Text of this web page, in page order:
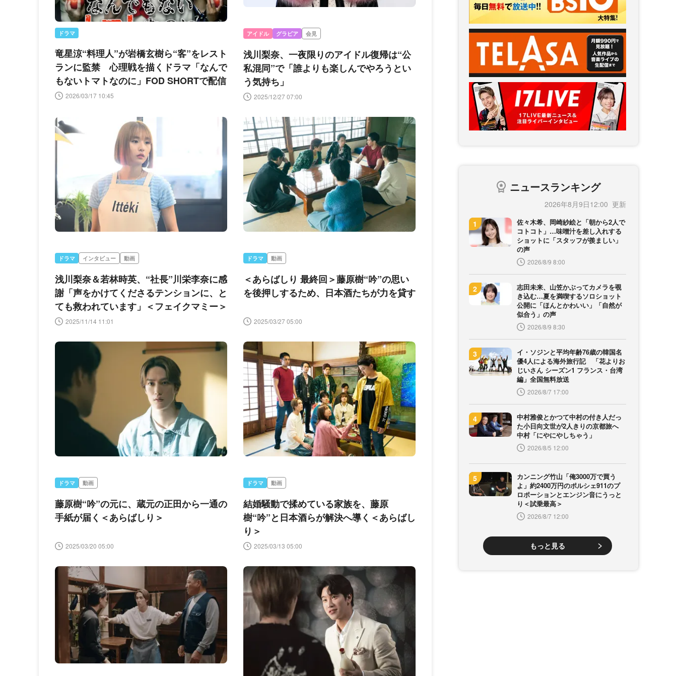
ドラマ
竜星涼“料理人”が岩橋玄樹ら“客”をレスト
ランに監禁 心理戦を描くドラマ「なんで
もないトマトなのに」FOD SHORTで配信
2026/03/17 10:45
アイドル グラビア 会見
浅川梨奈、一夜限りのアイドル復帰は“公
私混同”で「誰よりも楽しんでやろうとい
う気持ち」
2025/12/27 07:00
ドラマ インタビュー 動画
浅川梨奈＆若林時英、“社長”川栄李奈に感
謝「声をかけてくださるテンションに、と
ても救われています」＜フェイクマミー＞
2025/11/14 11:01
ドラマ 動画
＜あらばしり 最終回＞藤原樹“吟”の思い
を後押しするため、日本酒たちが力を貸す
2025/03/27 05:00
ドラマ 動画
藤原樹“吟”の元に、蔵元の正田から一通の
手紙が届く＜あらばしり＞
2025/03/20 05:00
ドラマ 動画
結婚騒動で揉めている家族を、藤原
樹“吟”と日本酒らが解決へ導く＜あらばし
り＞
2025/03/13 05:00
ニュースランキング
2026年8月9日12:00
佐々木希、岡崎紗絵と「朝から2人で
コトコト」…味噌汁を差し入れする
ショットに「スタッフが羨ましい」
の声
2026/8/9 8:00
志田未来、山笠かぶってカメラを覗
き込む…夏を満喫するソロショット
公開に「ほんとかわいい」「自然が
似合う」の声
2026/8/9 8:30
イ・ソジンと平均年齢76歳の韓国名
優4人による海外旅行記 「花よりお
じいさん シーズン1 フランス・台湾
編」全国無料放送
2026/8/7 17:00
中村雅俊とかつて中村の付き人だっ
た小日向文世が2人きりの京都旅へ
中村「にやにやしちゃう」
2026/8/5 12:00
カンニング竹山「俺3000万で買う
よ」約2400万円のポルシェ911のプ
ロポーションとエンジン音にうっと
り＜試乗最高＞
2026/8/7 12:00
もっと見る